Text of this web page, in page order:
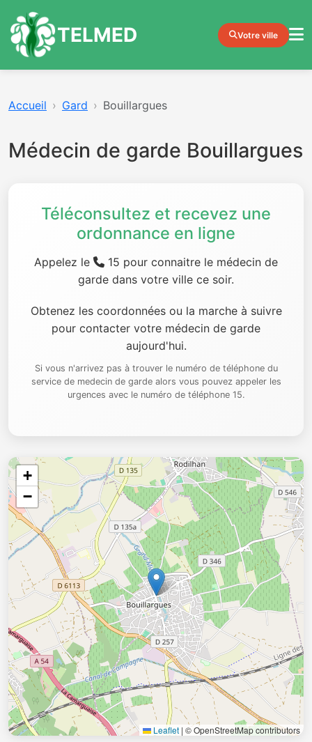
TELMED Votre ville
Accueil Gard Bouillargues
Médecin de garde Bouillargues
Téléconsultez et recevez une
ordonnance en ligne
Appelez le
15 pour connaitre le médecin de
garde dans votre ville ce soir.
Obtenez les coordonnées ou la marche à suivre
pour contacter votre médecin de garde
aujourd'hui.
Si vous n'arrivez pas à trouver le numéro de téléphone du
service de medecin de garde alors vous pouvez appeler les
urgences avec le numéro de téléphone 15.
+
−
Leaflet | © OpenStreetMap contributors